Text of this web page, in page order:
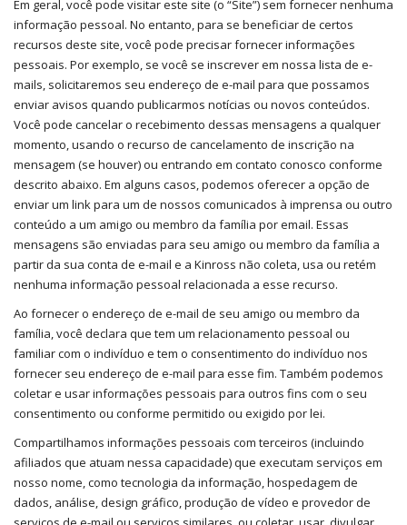
Em geral, você pode visitar este site (o “Site”) sem fornecer nenhuma
informação pessoal. No entanto, para se beneficiar de certos
recursos deste site, você pode precisar fornecer informações
pessoais. Por exemplo, se você se inscrever em nossa lista de e-
mails, solicitaremos seu endereço de e-mail para que possamos
enviar avisos quando publicarmos notícias ou novos conteúdos.
Você pode cancelar o recebimento dessas mensagens a qualquer
momento, usando o recurso de cancelamento de inscrição na
mensagem (se houver) ou entrando em contato conosco conforme
descrito abaixo. Em alguns casos, podemos oferecer a opção de
enviar um link para um de nossos comunicados à imprensa ou outro
conteúdo a um amigo ou membro da família por email. Essas
mensagens são enviadas para seu amigo ou membro da família a
partir da sua conta de e-mail e a Kinross não coleta, usa ou retém
nenhuma informação pessoal relacionada a esse recurso.
Ao fornecer o endereço de e-mail de seu amigo ou membro da
família, você declara que tem um relacionamento pessoal ou
familiar com o indivíduo e tem o consentimento do indivíduo nos
fornecer seu endereço de e-mail para esse fim. Também podemos
coletar e usar informações pessoais para outros fins com o seu
consentimento ou conforme permitido ou exigido por lei.
Compartilhamos informações pessoais com terceiros (incluindo
afiliados que atuam nessa capacidade) que executam serviços em
nosso nome, como tecnologia da informação, hospedagem de
dados, análise, design gráfico, produção de vídeo e provedor de